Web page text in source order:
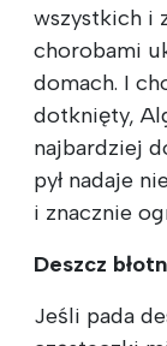
wszystkich i
chorobami
domach. I
dotknięty,
najbardziej
pył nadaje
i znacznie
Deszcz
Jeśli pada